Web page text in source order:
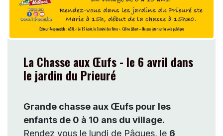
La Chasse aux Œufs - le 6 avril dans
le jardin du Prieuré
Grande chasse aux Œufs pour les
enfants de 0 à 10 ans du village.
Rendez vous le lundi de Pâques, le 6